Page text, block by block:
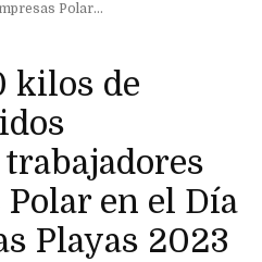
Polar...
kilos de
en el Día
Playas 2023